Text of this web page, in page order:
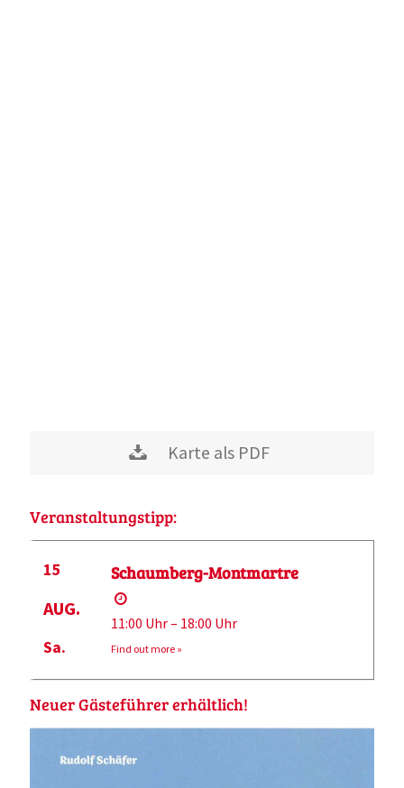
Karte als PDF
Veranstaltungstipp:
15
AUG.
Sa.
Schaumberg-Montmartre
11:00 Uhr – 18:00 Uhr
Find out more »
Neuer Gästeführer erhältlich!